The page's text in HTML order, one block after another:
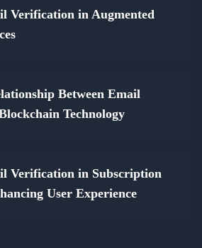
Verification in Augmented
Between Email
Technology
Verification in Subscription
User Experience